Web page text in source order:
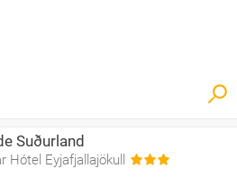
Suðurland
Hótel Eyjafjallajökull